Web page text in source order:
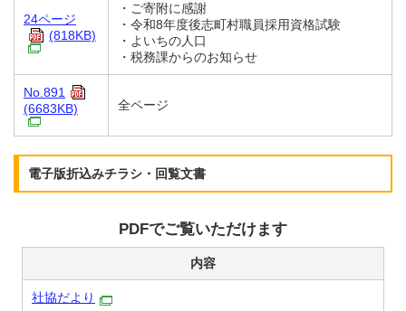
24ページ
(818KB)
・ご寄附に感謝
・令和8年度後志町村職員採用資格試験
・よいちの人口
・税務課からのお知らせ
No.891
(6683KB)
全ページ
電子版折込みチラシ・回覧文書
PDFでご覧いただけます
内容
社協だより